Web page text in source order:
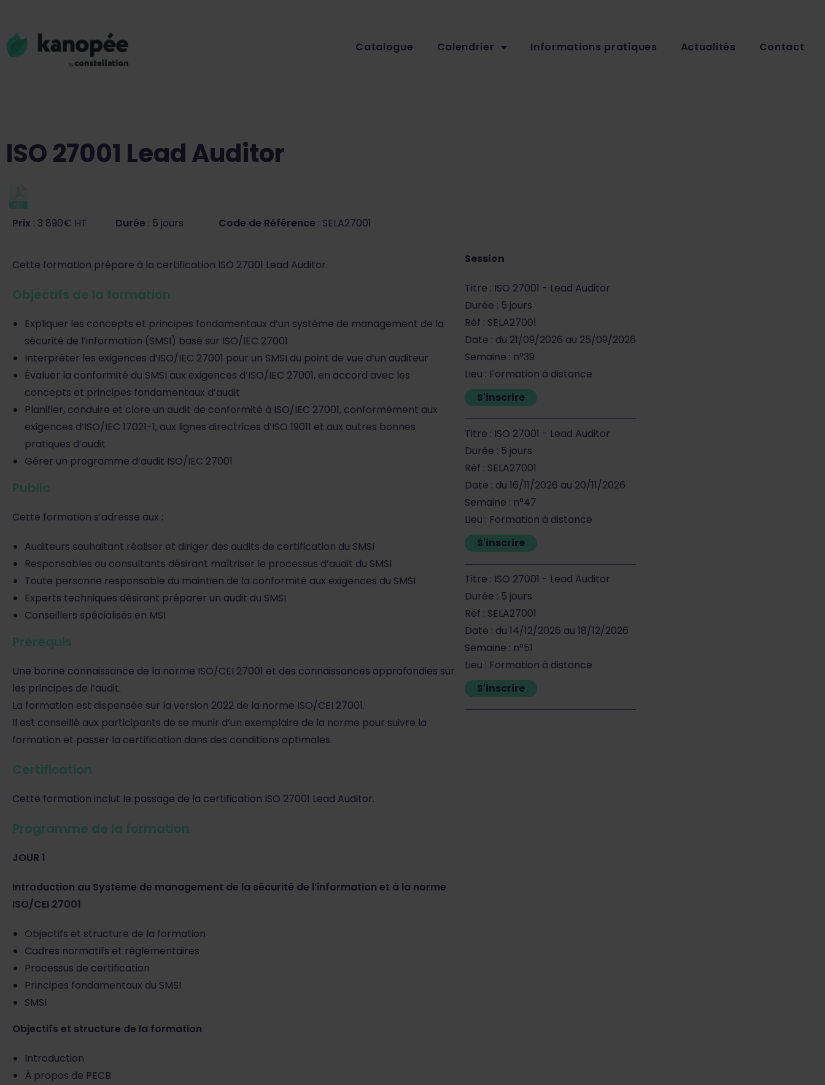
Catalogue Calendrier Informations pratiques Actualités Contact
ISO 27001 Lead Auditor
Prix : 3 890€ HT Durée : 5 jours Code de Référence : SELA27001
Cette formation prépare à la certification ISO 27001 Lead Auditor.
Objectifs de la formation
Expliquer les concepts et principes fondamentaux d’un système de management de la
sécurité de l’information (SMSI) basé sur ISO/IEC 27001
Interpréter les exigences d’ISO/IEC 27001 pour un SMSI du point de vue d’un auditeur
Évaluer la conformité du SMSI aux exigences d’ISO/IEC 27001, en accord avec les
concepts et principes fondamentaux d’audit
Planifier, conduire et clore un audit de conformité à ISO/IEC 27001, conformément aux
exigences d’ISO/IEC 17021-1, aux lignes directrices d’ISO 19011 et aux autres bonnes
pratiques d’audit
Gérer un programme d’audit ISO/IEC 27001
Public
Cette formation s’adresse aux :
Auditeurs souhaitant réaliser et diriger des audits de certification du SMSI
Responsables ou consultants désirant maîtriser le processus d’audit du SMSI
Toute personne responsable du maintien de la conformité aux exigences du SMSI
Experts techniques désirant préparer un audit du SMSI
Conseillers spécialisés en MSI
Prérequis
Une bonne connaissance de la norme ISO/CEI 27001 et des connaissances approfondies sur
les principes de l’audit.
La formation est dispensée sur la version 2022 de la norme ISO/CEI 27001.
Il est conseillé aux participants de se munir d’un exemplaire de la norme pour suivre la
formation et passer la certification dans des conditions optimales.
Certification
Cette formation inclut le passage de la certification ISO 27001 Lead Auditor.
Programme de la formation
JOUR 1
Introduction au Système de management de la sécurité de l’information et à la norme
ISO/CEI 27001
Objectifs et structure de la formation
Cadres normatifs et règlementaires
Processus de certification
Principes fondamentaux du SMSI
SMSI
Objectifs et structure de la formation
Introduction
À propos de PECB
Session
Titre : ISO 27001 - Lead Auditor
Durée : 5 jours
Réf : SELA27001
Date : du 21/09/2026 au 25/09/2026
Semaine : n°39
Lieu : Formation à distance
S'inscrire
Titre : ISO 27001 - Lead Auditor
Durée : 5 jours
Réf : SELA27001
Date : du 16/11/2026 au 20/11/2026
Semaine : n°47
Lieu : Formation à distance
S'inscrire
Titre : ISO 27001 - Lead Auditor
Durée : 5 jours
Réf : SELA27001
Date : du 14/12/2026 au 18/12/2026
Semaine : n°51
Lieu : Formation à distance
S'inscrire